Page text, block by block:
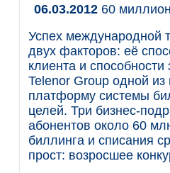
06.03.2012 60
Успех международной
двух факторов: её
клиента и
Telenor Group одной
платформу системы
целей. Три бизнес-
абонентов около 60
биллинга и списания
прост: возросшее